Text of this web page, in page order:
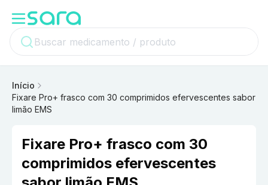
Início
Fixare Pro+ frasco com 30 comprimidos efervescentes sabor
limão EMS
Fixare Pro+ frasco com 30
comprimidos efervescentes